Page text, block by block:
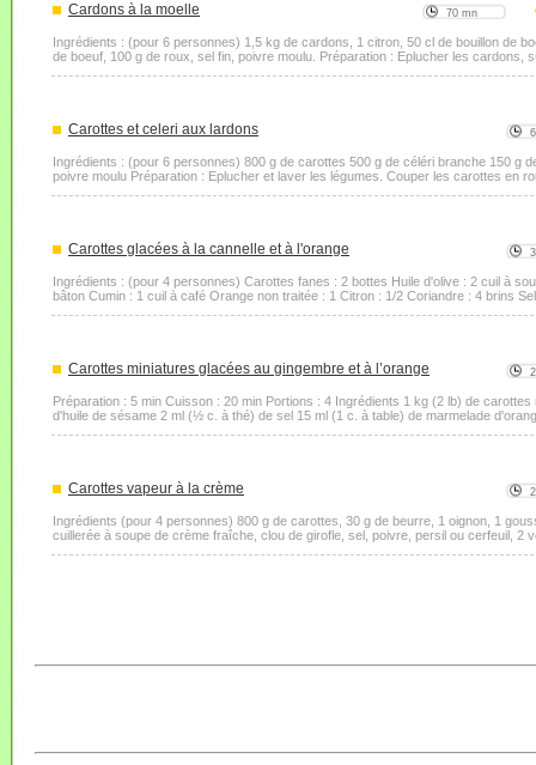
Cardons à la moelle 70 mn
Ingrédients : (pour 6 personnes) 1,5 kg de cardons, 1 citron, 50 cl de bouillon de
de boeuf, 100 g de roux, sel fin, poivre moulu. Préparation : Eplucher les cardons,
Carottes et celeri aux lardons
Ingrédients : (pour 6 personnes) 800 g de carottes 500 g de céléri branche 150 g
poivre moulu Préparation : Eplucher et laver les légumes. Couper les carottes en
Carottes glacées à la cannelle et à l'orange
Ingrédients : (pour 4 personnes) Carottes fanes : 2 bottes Huile d'olive : 2 cuil à
bâton Cumin : 1 cuil à café Orange non traitée : 1 Citron : 1/2 Coriandre : 4 brins
Carottes miniatures glacées au gingembre et à l’orange
Préparation : 5 min Cuisson : 20 min Portions : 4 Ingrédients 1 kg (2 lb) de
d'huile de sésame 2 ml (½ c. à thé) de sel 15 ml (1 c. à table) de marmelade
Carottes vapeur à la crème
Ingrédients (pour 4 personnes) 800 g de carottes, 30 g de beurre, 1 oignon, 1
cuillerée à soupe de crème fraîche, clou de girofle, sel, poivre, persil ou cerfeuil, 2